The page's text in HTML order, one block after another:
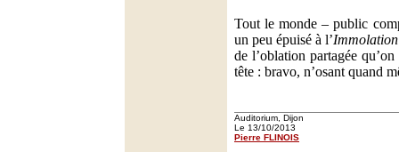
Tout le monde – public
un peu épuisé à l’Immolation
de l’oblation partagée
tête : bravo, n’osant quand
Auditorium, Dijon
Le 13/10/2013
Pierre FLINOIS